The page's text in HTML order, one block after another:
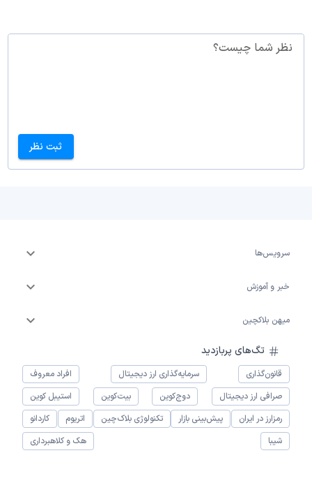
نظر شما چیست؟
ثبت نظر
سرویس‌ها
خبر و آموزش
میهن بلاکچین
تگ‌های پربازدید
قانون‌گذاری سرمایه‌گذاری ارز دیجیتال
افراد معروف
صرافی ارز دیجیتال
دوج‌کوین بیت‌کوین
استیبل کوین
رمزارز در ایران
پیش‌بینی بازار تکنولوژی بلاک‌چین اتریوم
کاردانو
شیبا
هک و کلاهبرداری